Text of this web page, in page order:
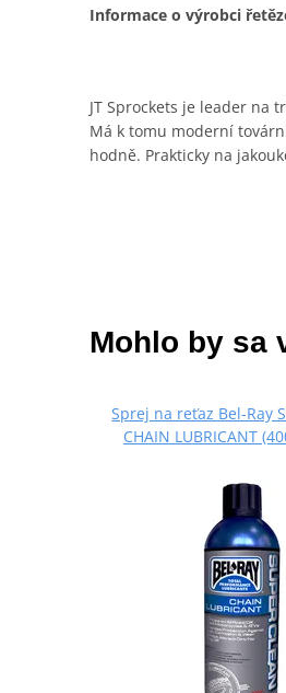
Informace o výrobci
JT Sprockets je leader na
Má k tomu moderní
hodně. Prakticky na
Mohlo by sa
Sprej na reťaz Bel-Ray
CHAIN LUBRICANT